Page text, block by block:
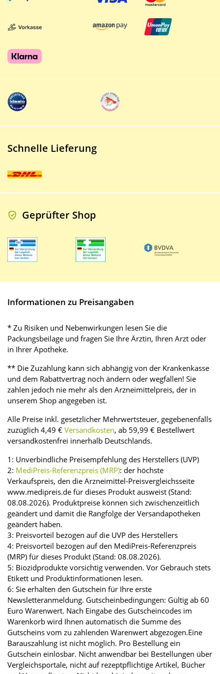
Schnelle Lieferung
Geprüfter Shop
Informationen zu Preisangaben
* Zu Risiken und Nebenwirkungen lesen Sie die
Packungsbeilage und fragen Sie Ihre Ärztin, Ihren Arzt oder
in Ihrer Apotheke.
** Die Zuzahlung kann sich abhängig von der Krankenkasse
und dem Rabattvertrag noch ändern oder wegfallen! Sie
zahlen jedoch nie mehr als den Arzneimittelpreis, der in
unserem Shop angegeben ist.
Alle Preise inkl. gesetzlicher Mehrwertsteuer, gegebenenfalls
zuzüglich 4,49 € Versandkosten, ab 59,99 € Bestellwert
versandkostenfrei innerhalb Deutschlands.
1: Unverbindliche Preisempfehlung des Herstellers (UVP)
2: MediPreis-Referenzpreis (MRP): der höchste
Verkaufspreis, den die Arzneimittel-Preisvergleichsseite
www.medipreis.de für dieses Produkt ausweist (Stand:
08.08.2026). Produktpreise können sich zwischenzeitlich
geändert und damit die Rangfolge der Versandapotheken
geändert haben.
3: Preisvorteil bezogen auf die UVP des Herstellers
4: Preisvorteil bezogen auf den MediPreis-Referenzpreis
(MRP) für dieses Produkt (Stand: 08.08.2026).
5: Biozidprodukte vorsichtig verwenden. Vor Gebrauch stets
Etikett und Produktinformationen lesen.
6: Sie erhalten den Gutschein für Ihre erste
Newsletteranmeldung. Gutscheinbedingungen: Gültig ab 60
Euro Warenwert. Nach Eingabe des Gutscheincodes im
Warenkorb wird Ihnen automatisch die Summe des
Gutscheins vom zu zahlenden Warenwert abgezogen.Eine
Barauszahlung ist nicht möglich. Pro Bestellung ein
Gutschein einlösbar. Nicht anwendbar bei Bestellungen über
Vergleichsportale, nicht auf rezeptpflichtige Artikel, Bücher